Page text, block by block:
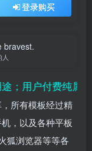
登录购买
bravest.
用户付费纯属
所有模板经过精
，以及各种平板
狐浏览器等等各